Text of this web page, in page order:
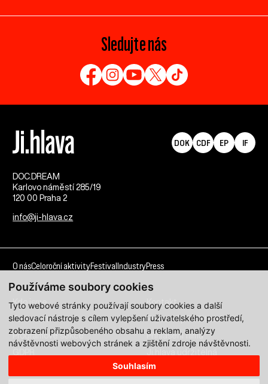
Používáme soubory cookies
Tyto webové stránky používají soubory cookies a další
sledovací nástroje s cílem vylepšení uživatelského prostředí,
zobrazení přizpůsobeného obsahu a reklam, analýzy
návštěvnosti webových stránek a zjištění zdroje návštěvnosti.
Souhlasím
Sledujte nás
DOC.DREAM​
Karlovo náměstí 285/19
120 00 Praha 2
info@ji-hlava.cz
DOK CDF EP IF
O násCeloroční aktivityFestival IndustryPress
Kdo jsme
Kontakt
Partnerství
Pracovní příležitosti
Programové sekce
Přihlášení filmu